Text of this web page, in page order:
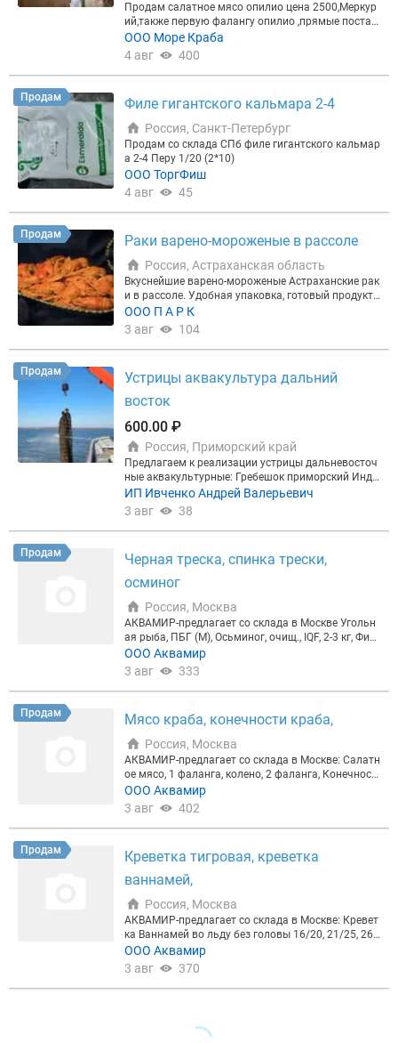
Продам салатное мясо опилио цена 2500,Меркур
ий,также первую фалангу опилио ,прямые постав
ки,пишите ,звоните Сергей!
ООО Море Краба
4 авг
400
Продам Филе гигантского кальмара 2-4
Россия, Санкт-Петербург
Продам со склада СПб филе гигантского кальмар
а 2-4 Перу 1/20 (2*10)
ООО ТоргФиш
4 авг
45
Продам Раки варено-мороженые в рассоле
Россия, Астраханская область
Вкуснейшие варено-мороженые Астраханские рак
и в рассоле. Удобная упаковка, готовый продукт
для Вашего стола!!!
ООО П А Р К
3 авг
104
Продам
Устрицы аквакультура дальний
восток
600.00 ₽
Россия, Приморский край
Предлагаем к реализации устрицы дальневосточ
ные аквакультурные: Гребешок приморский Инди
видуальный подход: крупный опт/ опт/ розница.
ИП Ивченко Андрей Валерьевич
3 авг
38
Продам
Черная треска, спинка трески,
осминог
Россия, Москва
АКВАМИР-предлагает со склада в Москве Угольн
ая рыба, ПБГ (М), Осьминог, очищ., IQF, 2-3 кг, Фил
е трески (спинная часть без кожи и костей). Вся п
родукция сопровождается полным пакетом доку
ООО Аквамир
3 авг
333
Продам Мясо краба, конечности краба,
Россия, Москва
АКВАМИР-предлагает со склада в Москве: Салатн
ое мясо, 1 фаланга, колено, 2 фаланга, Конечност
и краба (L3, L4), Конечности стригуна
ООО Аквамир
3 авг
402
Продам
Креветка тигровая, креветка
ваннамей,
Россия, Москва
АКВАМИР-предлагает со склада в Москве: Кревет
ка Ваннамей во льду без головы 16/20, 21/25, 26/
30 Креветка черные тигровые без головы 16/20,
8/12, Креветка Красная (Лангустин) L1, L2, C1
ООО Аквамир
3 авг
370